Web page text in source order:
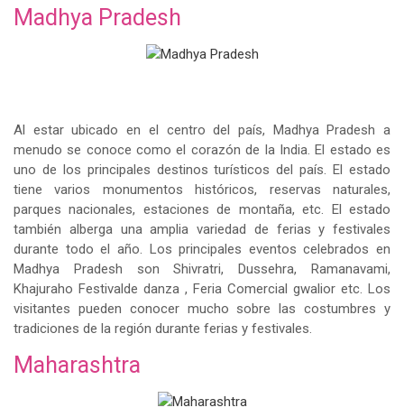
Madhya Pradesh
Al estar ubicado en el centro del país, Madhya Pradesh a
menudo se conoce como el corazón de la India. El estado es
uno de los principales destinos turísticos del país. El estado
tiene varios monumentos históricos, reservas naturales,
parques nacionales, estaciones de montaña, etc. El estado
también alberga una amplia variedad de ferias y festivales
durante todo el año. Los principales eventos celebrados en
Madhya Pradesh son Shivratri, Dussehra, Ramanavami,
Khajuraho Festivalde danza , Feria Comercial gwalior etc. Los
visitantes pueden conocer mucho sobre las costumbres y
tradiciones de la región durante ferias y festivales.
Maharashtra